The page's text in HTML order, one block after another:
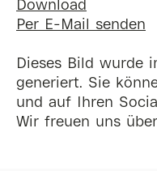
Download
Per E-Mail senden
Dieses Bild wurde
generiert. Sie
und auf Ihren
Wir freuen uns